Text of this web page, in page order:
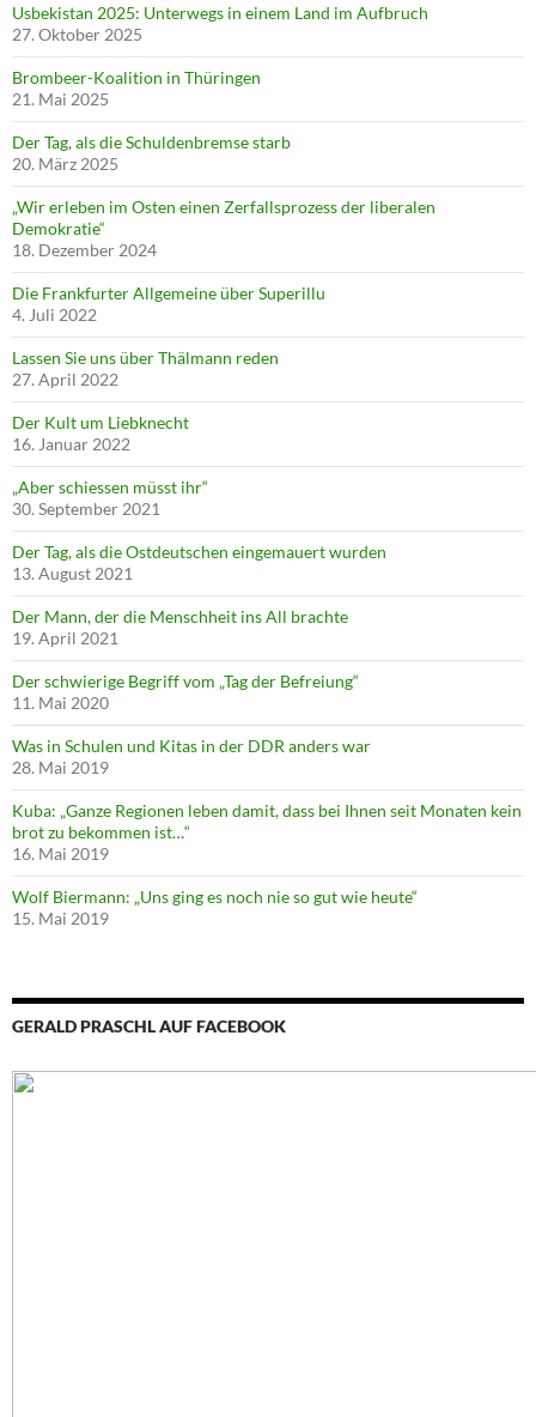
Usbekistan 2025: Unterwegs in einem Land im Aufbruch
27. Oktober 2025
Brombeer-Koalition in Thüringen
21. Mai 2025
Der Tag, als die Schuldenbremse starb
20. März 2025
„Wir erleben im Osten einen Zerfallsprozess der liberalen
Demokratie“
18. Dezember 2024
Die Frankfurter Allgemeine über Superillu
4. Juli 2022
Lassen Sie uns über Thälmann reden
27. April 2022
Der Kult um Liebknecht
16. Januar 2022
„Aber schiessen müsst ihr“
30. September 2021
Der Tag, als die Ostdeutschen eingemauert wurden
13. August 2021
Der Mann, der die Menschheit ins All brachte
19. April 2021
Der schwierige Begriff vom „Tag der Befreiung“
11. Mai 2020
Was in Schulen und Kitas in der DDR anders war
28. Mai 2019
Kuba: „Ganze Regionen leben damit, dass bei Ihnen seit Monaten kein
brot zu bekommen ist…“
16. Mai 2019
Wolf Biermann: „Uns ging es noch nie so gut wie heute“
15. Mai 2019
GERALD PRASCHL AUF FACEBOOK